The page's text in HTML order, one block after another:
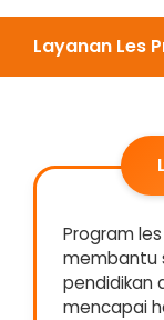
Layanan Les
Program
membantu
pendidikan
mencapai